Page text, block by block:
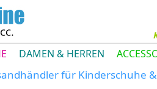
DAMEN & HERREN
für Kinderschuhe